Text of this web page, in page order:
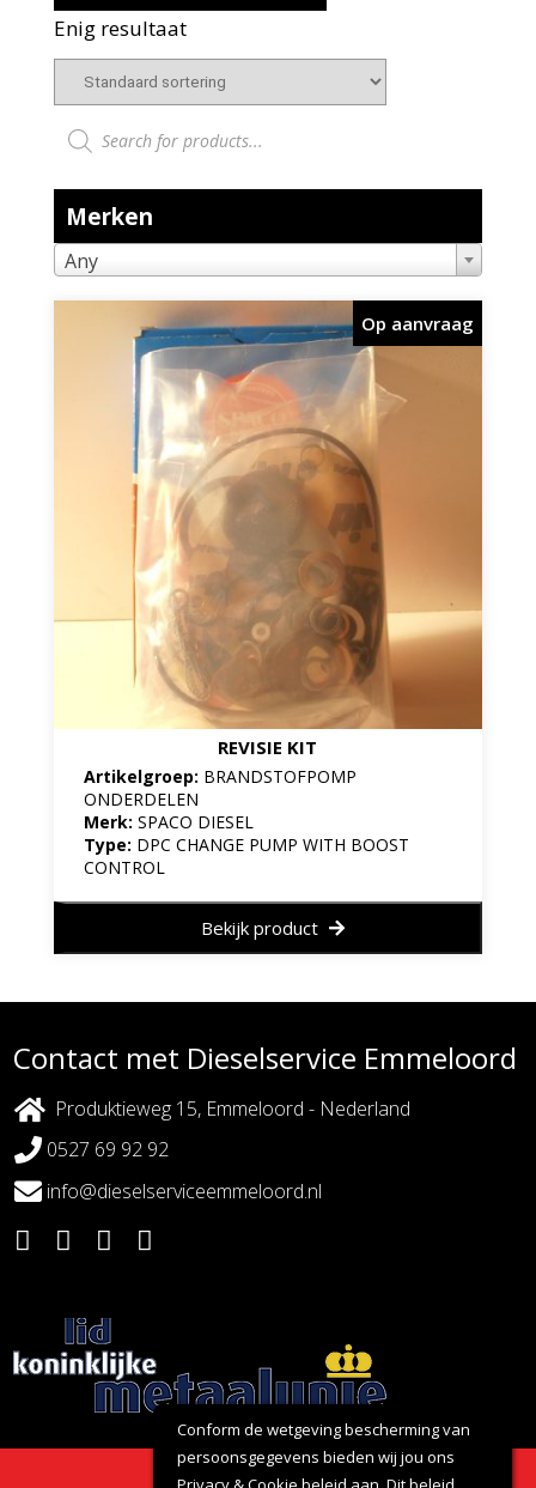
Conform de wetgeving bescherming van
persoonsgegevens bieden wij jou ons
Enig resultaat
Producten zoeken
Merken
Any
REVISIE KIT
Artikelgroep: BRANDSTOFPOMP
ONDERDELEN
Merk: SPACO DIESEL
Type: DPC CHANGE PUMP WITH BOOST
CONTROL
Op aanvraag
Bekijk product
Contact met Dieselservice Emmeloord
Produktieweg 15, Emmeloord - Nederland
0527 69 92 92
info@dieselserviceemmeloord.nl